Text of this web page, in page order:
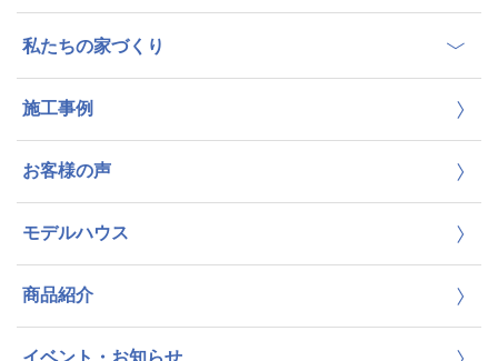
私たちの家づくり
施工事例
お客様の声
モデルハウス
商品紹介